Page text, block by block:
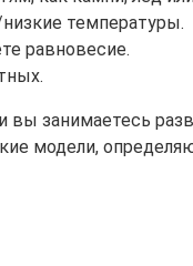
температуры.
равновесие.
вы занимаетесь
модели,